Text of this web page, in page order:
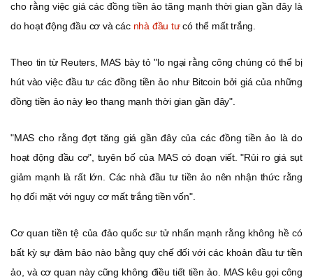
cho rằng việc giá các đồng tiền ảo tăng mạnh thời gian gần đây là
do hoạt động đầu cơ và các nhà đầu tưcó thể mất trắng.
Theo tin từ Reuters, MAS bày tỏ "lo ngại rằng công chúng có thể bị
hút vào việc đầu tư các đồng tiền ảo như Bitcoin bởi giá của những
đồng tiền ảo này leo thang mạnh thời gian gần đây".
"MAS cho rằng đợt tăng giá gần đây của các đồng tiền ảo là do
hoạt động đầu cơ", tuyên bố của MAS có đoạn viết. "Rủi ro giá sụt
giảm mạnh là rất lớn. Các nhà đầu tư tiền ảo nên nhận thức rằng
họ đối mặt với nguy cơ mất trắng tiền vốn".
Cơ quan tiền tệ của đảo quốc sư tử nhấn mạnh rằng không hề có
bất kỳ sự đảm bảo nào bằng quy chế đối với các khoản đầu tư tiền
ảo, và cơ quan này cũng không điều tiết tiền ảo. MAS kêu gọi công